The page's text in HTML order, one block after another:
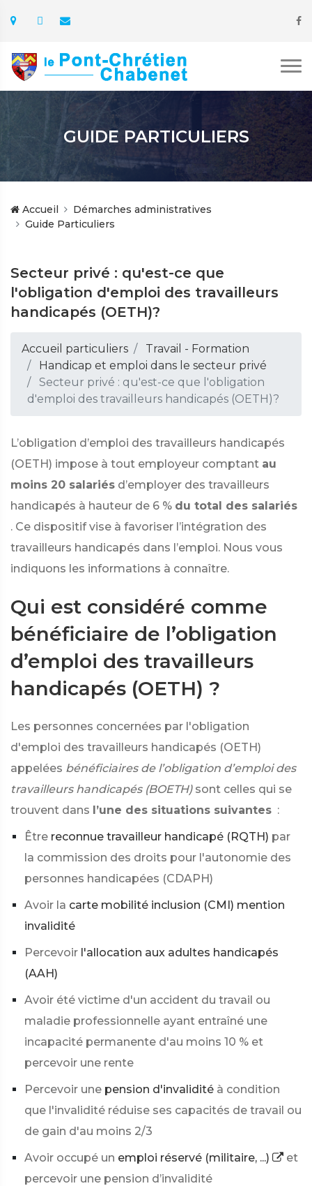
GUIDE PARTICULIERS
Accueil
Démarches administratives
Guide Particuliers
Secteur privé : qu'est-ce que
l'obligation d'emploi des travailleurs
handicapés (OETH)?
Accueil particuliers
Travail - Formation
Handicap et emploi dans le secteur privé
Secteur privé : qu'est-ce que l'obligation
d'emploi des travailleurs handicapés (OETH)?
L’obligation d’emploi des travailleurs handicapés
(OETH) impose à tout employeur comptant au
moins 20 salariés d’employer des travailleurs
handicapés à hauteur de 6 % du total des salariés
. Ce dispositif vise à favoriser l’intégration des
travailleurs handicapés dans l’emploi. Nous vous
indiquons les informations à connaître.
Qui est considéré comme
bénéficiaire de l’obligation
d’emploi des travailleurs
handicapés (OETH) ?
Les personnes concernées par l'obligation
d'emploi des travailleurs handicapés (OETH)
appelées bénéficiaires de l’obligation d’emploi des
travailleurs handicapés (BOETH) sont celles qui se
trouvent dans l’une des situations suivantes :
Être reconnue travailleur handicapé (RQTH) par
la commission des droits pour l'autonomie des
personnes handicapées (CDAPH)
Avoir la carte mobilité inclusion (CMI) mention
invalidité
Percevoir l'allocation aux adultes handicapés
(AAH)
Avoir été victime d'un accident du travail ou
maladie professionnelle ayant entraîné une
incapacité permanente d'au moins 10 % et
percevoir une rente
Percevoir une pension d'invalidité à condition
que l'invalidité réduise ses capacités de travail ou
de gain d'au moins 2/3
Avoir occupé un emploi réservé (militaire, ...)
et
percevoir une pension d’invalidité